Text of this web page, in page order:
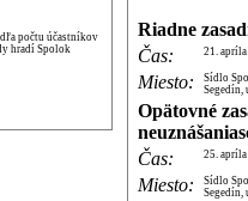
počtu účastníkov
hradí Spolok
Riadne
Čas:
21.
Miesto:
Sídlo
Segedín,
Opätovné
Čas:
25.
Miesto:
Sídlo
Segedín,